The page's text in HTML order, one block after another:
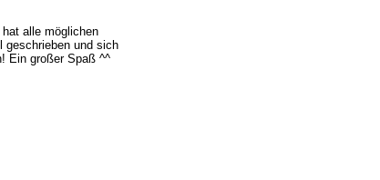
alle möglichen
geschrieben und sich
Ein großer Spaß ^^